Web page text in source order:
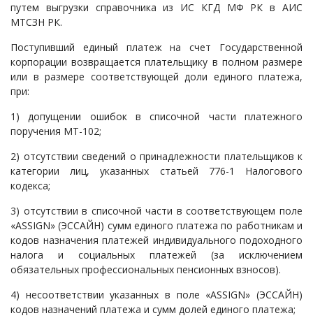
путем выгрузки справочника из ИС КГД МФ РК в АИС
МТСЗН РК.
Поступивший единый платеж на счет Государственной
корпорации возвращается плательщику в полном размере
или в размере соответствующей доли единого платежа,
при:
1) допущении ошибок в списочной части платежного
поручения МТ-102;
2) отсутствии сведений о принадлежности плательщиков к
категории лиц, указанных статьей 776-1 Налогового
кодекса;
3) отсутствии в списочной части в соответствующем поле
«ASSIGN» (ЭССАЙН) сумм единого платежа по работникам и
кодов назначения платежей индивидуального подоходного
налога и социальных платежей (за исключением
обязательных профессиональных пенсионных взносов).
4) несоответствии указанных в поле «ASSIGN» (ЭССАЙН)
кодов назначений платежа и сумм долей единого платежа;